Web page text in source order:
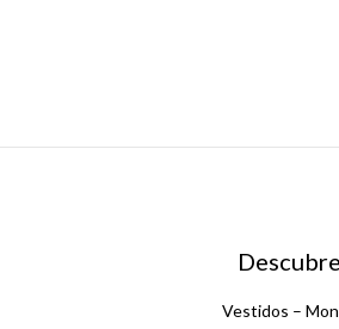
Descubre
Vestidos –